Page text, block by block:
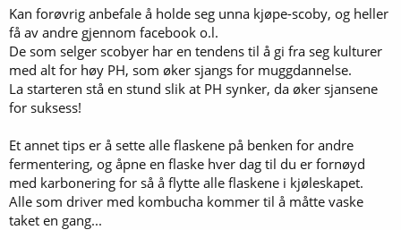
Her tapper du kombucha på flasker, og tilsetter forskjellige smaker
som du ønsker. Siden brygget ikke er pasteurisert, så vil den
fortsette og fermentere i flasken og produsere kullsyre.
primary fermentation må man passe på og bruke ingredienser som
scobyen kan fordøye. (svart te, grønn te, rørsukker).
Svart te som English breakfast, ceylon te. Men ikke Earl Grey
Grønn te burde også være uten tilsetnings stoffer som
fruktaromaer.
Sukkeret burde være reint rørsukker.
Secondary fermentation kan man være mindre streng, og tilsette
egentlig hva man vil. Den lille fermenteringen er egentlig bare for å
Kan forøvrig anbefale å holde seg unna kjøpe-scoby, og heller
få av andre gjennom facebook o.l.
De som selger scobyer har en tendens til å gi fra seg kulturer
med alt for høy PH, som øker sjangs for muggdannelse.
La starteren stå en stund slik at PH synker, da øker sjansene
for suksess!
Et annet tips er å sette alle flaskene på benken for andre
fermentering, og åpne en flaske hver dag til du er fornøyd
med karbonering for så å flytte alle flaskene i kjøleskapet.
Alle som driver med kombucha kommer til å måtte vaske
taket en gang...